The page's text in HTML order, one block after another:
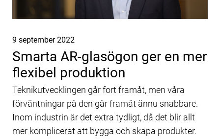
Publicerat
9 september 2022
Smarta AR-glasögon ger en mer
flexibel produktion
Teknikutvecklingen går fort framåt, men våra
förväntningar på den går framåt ännu snabbare.
Inom industrin är det extra tydligt, då det blir allt
mer komplicerat att bygga och skapa produkter.